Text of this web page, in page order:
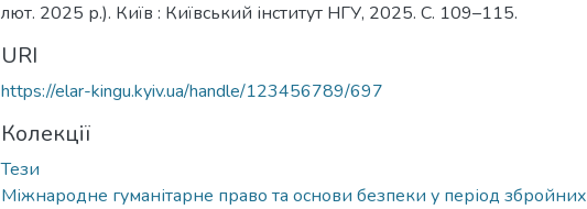
лют. 2025 р.). Київ : Київський інститут НГУ, 2025. С. 109–115.
URI
https://elar-kingu.kyiv.ua/handle/123456789/697
Колекції
Тези
Міжнародне гуманітарне право та основи безпеки у період збройних